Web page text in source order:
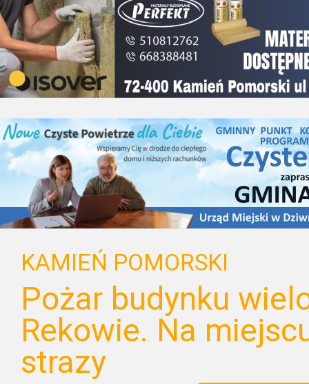
KAMIEŃ POMORSKI
Pożar budynku
Rekowie. Na
strazy